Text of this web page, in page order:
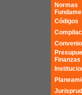
Normas
Códigos
Finanzas